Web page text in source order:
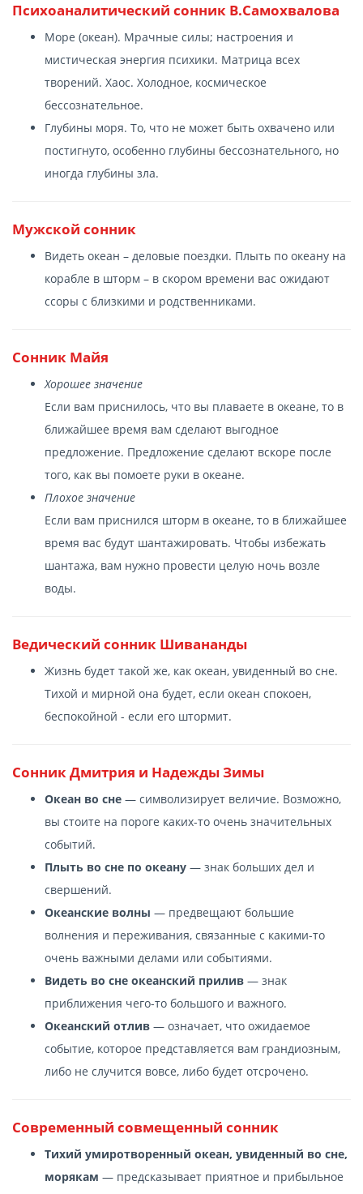
Психоаналитический сонник В.Самохвалова
Море (океан). Мрачные силы; настроения и
мистическая энергия психики. Матрица всех
творений. Хаос. Холодное, космическое
бессознательное.
Глубины моря. То, что не может быть охвачено или
постигнуто, особенно глубины бессознательного, но
иногда глубины зла.
Мужской сонник
Видеть океан – деловые поездки. Плыть по океану на
корабле в шторм – в скором времени вас ожидают
ссоры с близкими и родственниками.
Сонник Майя
Хорошее значение
Если вам приснилось, что вы плаваете в океане, то в
ближайшее время вам сделают выгодное
предложение. Предложение сделают вскоре после
того, как вы помоете руки в океане.
Плохое значение
Если вам приснился шторм в океане, то в ближайшее
время вас будут шантажировать. Чтобы избежать
шантажа, вам нужно провести целую ночь возле
воды.
Ведический сонник Шивананды
Жизнь будет такой же, как океан, увиденный во сне.
Тихой и мирной она будет, если океан спокоен,
беспокойной - если его штормит.
Сонник Дмитрия и Надежды Зимы
Океан во сне — символизирует величие. Возможно,
вы стоите на пороге каких-то очень значительных
событий.
Плыть во сне по океану — знак больших дел и
свершений.
Океанские волны — предвещают большие
волнения и переживания, связанные с какими-то
очень важными делами или событиями.
Видеть во сне океанский прилив — знак
приближения чего-то большого и важного.
Океанский отлив — означает, что ожидаемое
событие, которое представляется вам грандиозным,
либо не случится вовсе, либо будет отсрочено.
Современный cовмещенный сонник
Тихий умиротворенный океан, увиденный во сне,
морякам — предсказывает приятное и прибыльное